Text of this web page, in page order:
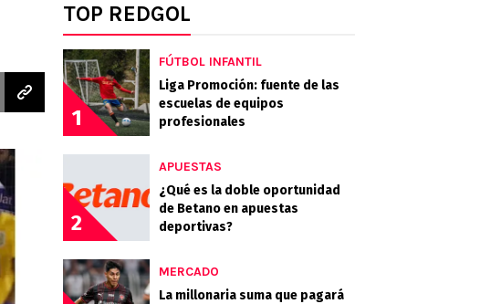
TOP REDGOL
1
FÚTBOL INFANTIL
Liga Promoción: fuente de las
escuelas de equipos
profesionales
2
APUESTAS
¿Qué es la doble oportunidad
de Betano en apuestas
deportivas?
MERCADO
La millonaria suma que pagará